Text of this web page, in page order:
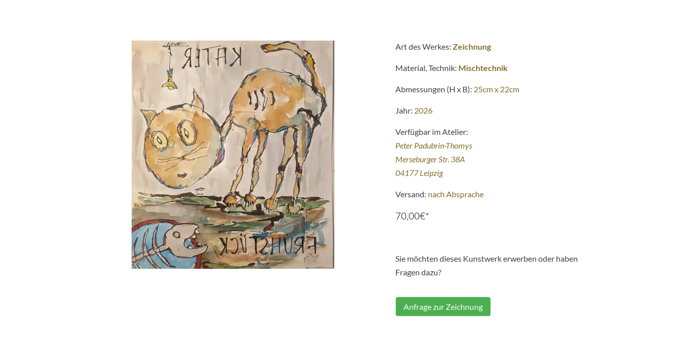
Art des Werkes: Zeichnung
Material, Technik: Mischtechnik
Abmessungen (H x B): 25cm x 22cm
Jahr: 2026
Verfügbar im Atelier:
Peter Padubrin-Thomys
Merseburger Str. 38A
04177 Leipzig
Versand: nach Absprache
70,00€*
Sie möchten dieses Kunstwerk erwerben oder haben
Fragen dazu?
Anfrage zur Zeichnung